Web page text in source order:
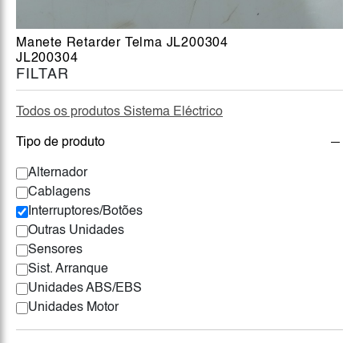
FILTAR
Todos os produtos Sistema Eléctrico
Tipo de produto
Alternador
Cablagens
Interruptores/Botões
Outras Unidades
Sensores
Sist. Arranque
Unidades ABS/EBS
Unidades Motor
Manete Retarder Telma JL200304
JL200304